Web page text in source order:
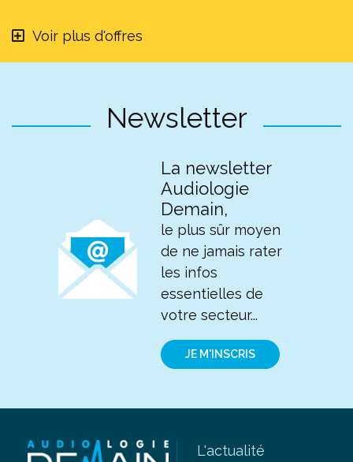
Voir plus d'offres
Newsletter
La newsletter
Audiologie
Demain,
le plus sûr moyen
de ne jamais rater
les infos
essentielles de
votre secteur...
JE M'INSCRIS
L'actualité